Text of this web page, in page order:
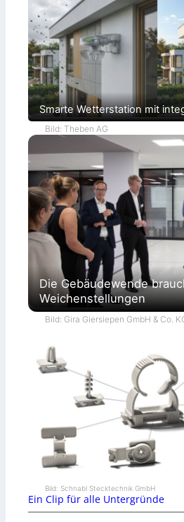
Smarte Wetterstation mit
Bild: Theben AG
Die Gebäudewende
Weichenstellungen
Bild: Gira Giersiepen GmbH & Co.
Bild: Schnabl Stecktechnik GmbH
Ein Clip für alle Untergründe